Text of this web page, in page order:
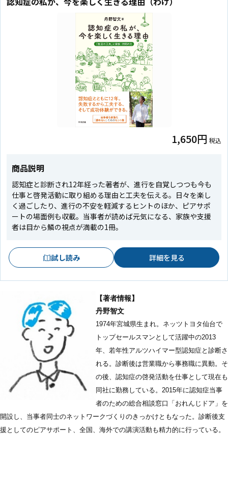
1,650円 税込
商品説明
認知症と診断され12年経った著者が、進行を自覚しつつも今も
仕事と啓発活動に取り組める理由と工夫を伝える。日々を楽し
く過ごしたり、進行の不安を軽減するヒントのほか、ピアサポ
ートの場面例も収載。当事者が読めば元気になる、家族や支援
者は目から鱗の視点が満載の1冊。
試し読み 詳細を見る
【著者情報】
丹野智文
1974年宮城県生まれ。ネッツトヨタ仙台で
トップセールスマンとして活躍中の2013
年、若年性アルツハイマー型認知症と診断さ
れる。診断後は営業職から事務職に異動。そ
の後、認知症の啓発活動を仕事として現在も
同社に勤務している。2015年に認知症当事
者のための総合相談窓口「おれんじドア」を
開設し、当事者同士のネットワークづくりのきっかけともなった。診断後支
援としてのピアサポート、全国、海外での講演活動も精力的に行っている。